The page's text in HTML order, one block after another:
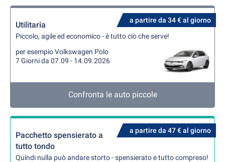
a partire da 34 € al giorno
Utilitaria
Piccolo, agile ed economico - è tutto ciò che serve!
per esempio Volkswagen Polo
7 Giorni da 07.09 - 14.09.2026
Confronta le auto piccole
a partire da 47 € al giorno
Pacchetto spensierato a
tutto tondo
Quindi nulla può andare storto - spensierato e tutto compreso!